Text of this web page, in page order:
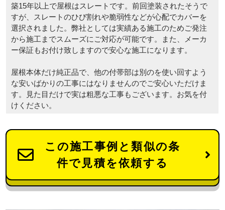
築15年以上で屋根はスレートです。前回塗装されたそうで
すが、スレートのひび割れや脆弱性などが心配でカバーを
選択されました。弊社としては実績ある施工のためご発注
から施工までスムーズにご対応が可能です。また、メーカ
ー保証もお付け致しますので安心な施工になります。
屋根本体だけ純正品で、他の付帯部は別のを使い回すよう
な安いばかりの工事にはなりませんのでご安心いただけま
す。見た目だけで実は粗悪な工事もございます。お気を付
けください。
この施工事例と類似の条
件で見積を依頼する